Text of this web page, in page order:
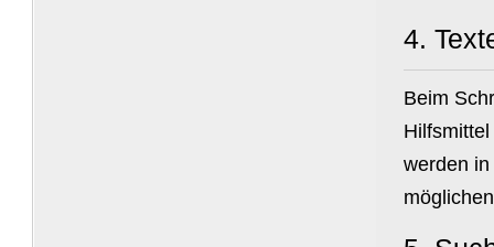
4.
Beim
werden